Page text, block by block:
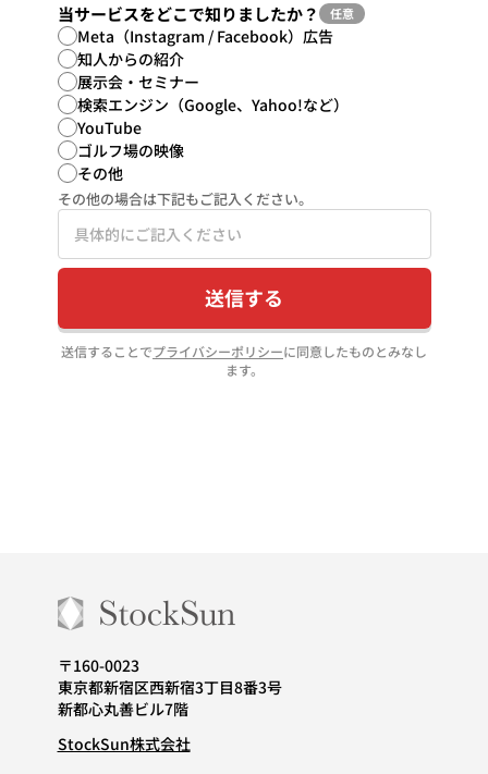
当サービスをどこで知りましたか？ 任意
Meta（Instagram / Facebook）広告
知人からの紹介
展示会・セミナー
検索エンジン（Google、Yahoo!など）
YouTube
ゴルフ場の映像
その他
その他の場合は下記もご記入ください。
送信する
送信することでプライバシーポリシーに同意したものとみなし
ます。
〒160-0023
東京都新宿区西新宿3丁目8番3号
新都心丸善ビル7階
StockSun株式会社